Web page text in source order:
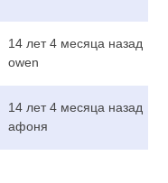
14 лет 4 месяца назад
owen
14 лет 4 месяца назад
афоня